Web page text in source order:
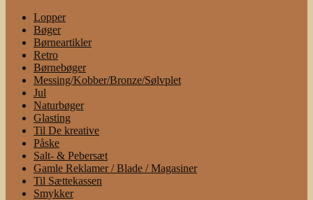
Lopper
Bøger
Børneartikler
Retro
Børnebøger
Messing/Kobber/Bronze/Sølvplet
Jul
Naturbøger
Glasting
Til De kreative
Påske
Salt- & Pebersæt
Gamle Reklamer / Blade / Magasiner
Til Sættekassen
Smykker